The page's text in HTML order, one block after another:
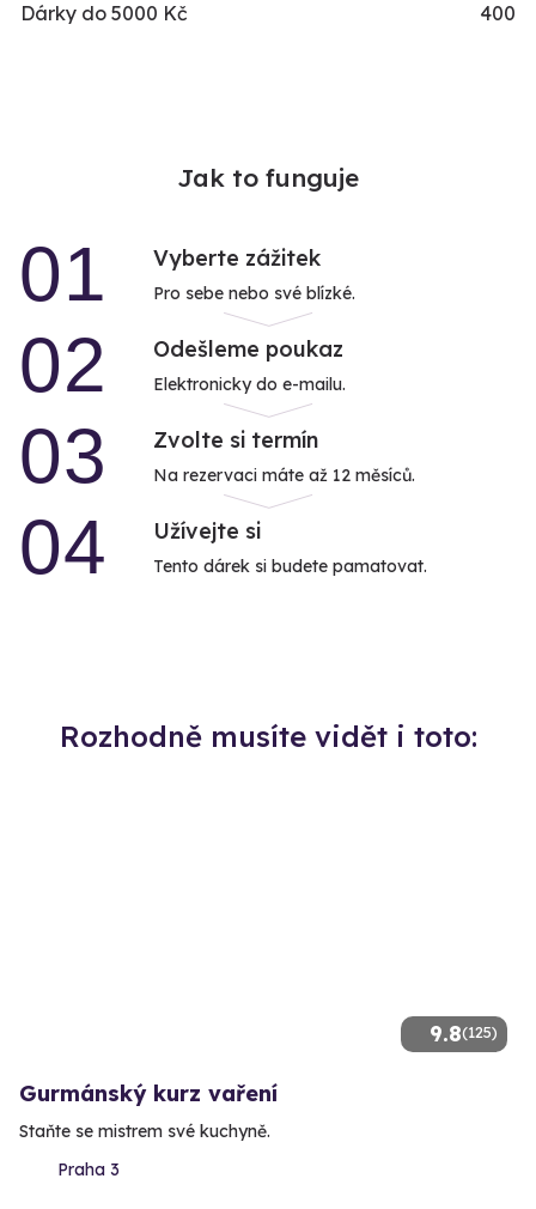
Dárky do 5000 Kč
400
Jak to funguje
01 Vyberte zážitek
Pro sebe nebo své blízké.
02 Odešleme poukaz
Elektronicky do e-mailu.
03 Zvolte si termín
Na rezervaci máte až 12 měsíců.
04 Užívejte si
Tento dárek si budete pamatovat.
Rozhodně musíte vidět i toto:
9.8(125)
Gurmánský kurz vaření
Staňte se mistrem své kuchyně.
Praha 3